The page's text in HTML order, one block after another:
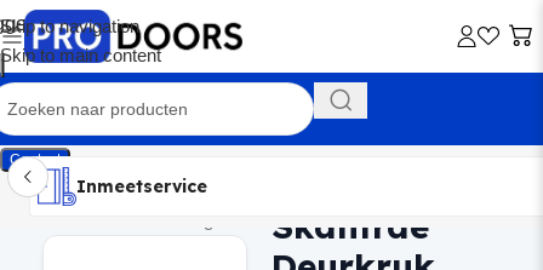
Skip to navigation
Skip to main content
Contact
Inmeetservice
Montageservice
Advies op maat
Showroom
Inmeetservice
Skantrae